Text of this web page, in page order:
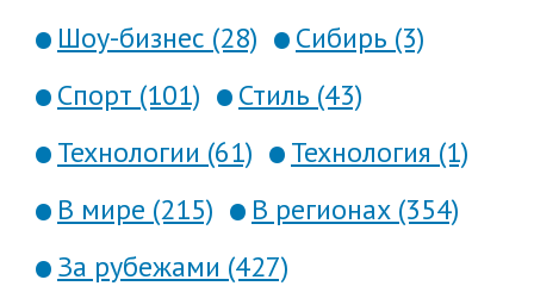
Шоу-бизнес (28)
Сибирь (3)
Спорт (101)
Стиль (43)
Технологии (61)
Технология (1)
В мире (215)
В регионах (354)
За рубежами (427)